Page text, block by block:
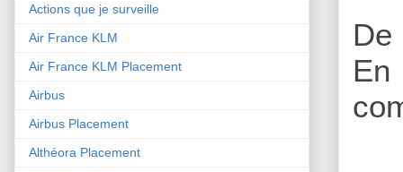
En
Actions que je surveille
Air France KLM
Air France KLM Placement
Airbus
Airbus Placement
Althéora Placement